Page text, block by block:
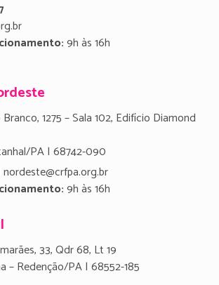
9h às 16h
1275 – Sala 102, Edifício Diamond
PA | 68742-090
nordeste@crfpa.org.br
9h às 16h
33, Qdr 68, Lt 19
– Redenção/PA | 68552-185